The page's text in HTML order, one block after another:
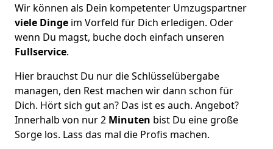
Wir können als Dein kompetenter Umzugspartner
viele Dinge im Vorfeld für Dich erledigen. Oder
wenn Du magst, buche doch einfach unseren
Fullservice.
Hier brauchst Du nur die Schlüsselübergabe
managen, den Rest machen wir dann schon für
Dich. Hört sich gut an? Das ist es auch. Angebot?
Innerhalb von nur 2 Minuten bist Du eine große
Sorge los. Lass das mal die Profis machen.